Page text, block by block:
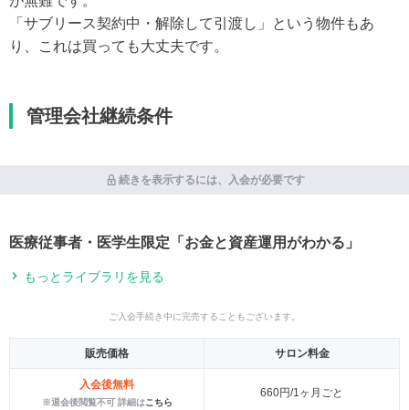
「サブリース契約中・解除して引渡し」という物件もあ
り、これは買っても大丈夫です。
管理会社継続条件
続きを表示するには、入会が必要です
医療従事者・医学生限定「お金と資産運用がわかる」
もっとライブラリを見る
ご入会手続き中に完売することもございます。
販売価格 サロン料金
入会後無料
※退会後閲覧不可 詳細はこちら
660円/1ヶ月ごと